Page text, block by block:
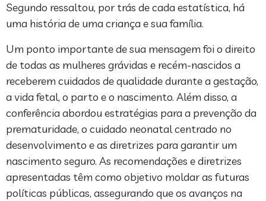
Segundo ressaltou, por trás de cada estatística, há
uma história de uma criança e sua família.
Um ponto importante de sua mensagem foi o direito
de todas as mulheres grávidas e recém-nascidos a
receberem cuidados de qualidade durante a gestação,
a vida fetal, o parto e o nascimento. Além disso, a
conferência abordou estratégias para a prevenção da
prematuridade, o cuidado neonatal centrado no
desenvolvimento e as diretrizes para garantir um
nascimento seguro. As recomendações e diretrizes
apresentadas têm como objetivo moldar as futuras
políticas públicas, assegurando que os avanços na